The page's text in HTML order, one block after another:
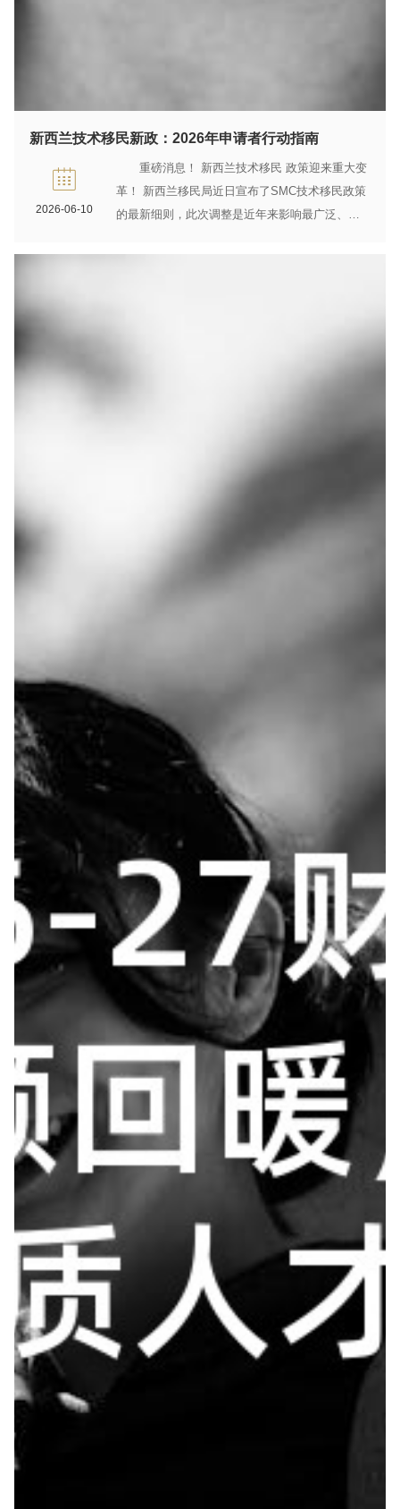
新西兰技术移民新政：2026年申请者行动指南
2026-06-10
重磅消息！ 新西兰技术移民 政策迎来重大变
革！ 新西兰移民局近日宣布了SMC技术移民政策
的最新细则，此次调整是近年来影响最广泛、变